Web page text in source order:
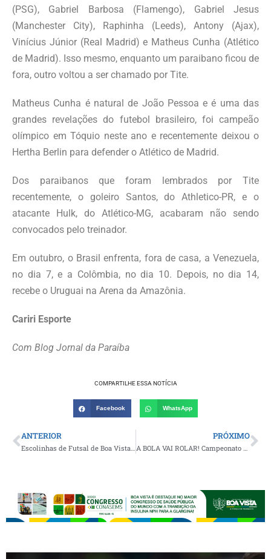
(PSG), Gabriel Barbosa (Flamengo), Gabriel Jesus
(Manchester City), Raphinha (Leeds), Antony (Ajax),
Vinícius Júnior (Real Madrid) e Matheus Cunha (Atlético
de Madrid). Isso mesmo, enquanto um paraibano ficou de
fora, outro voltou a ser chamado por Tite.
Matheus Cunha é natural de João Pessoa e é uma das
grandes revelações do futebol brasileiro, foi campeão
olímpico em Tóquio neste ano e recentemente deixou o
Hertha Berlin para defender o Atlético de Madrid.
Dos paraibanos que foram lembrados por Tite
recentemente, o goleiro Santos, do Athletico-PR, e o
atacante Hulk, do Atlético-MG, acabaram não sendo
convocados pelo treinador.
Em outubro, o Brasil enfrenta, fora de casa, a Venezuela,
no dia 7, e a Colômbia, no dia 10. Depois, no dia 14,
recebe o Uruguai na Arena da Amazônia.
Cariri Esporte
Com Blog Jornal da Paraíba
COMPARTILHE ESSA NOTÍCIA
Facebook WhatsApp
ANTERIOR PRÓXIMO